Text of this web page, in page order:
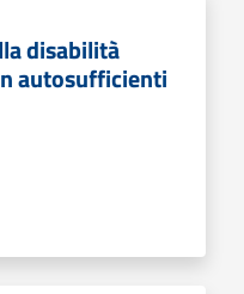
disabilità
autosufficienti